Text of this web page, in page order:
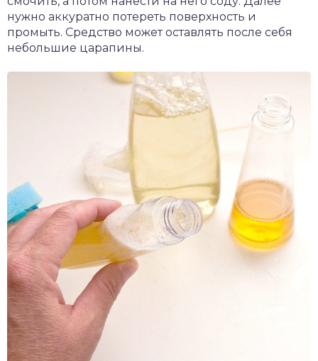
нужно аккуратно потереть поверхность и
промыть. Средство может оставлять после себя
небольшие царапины.